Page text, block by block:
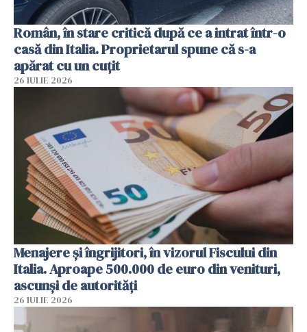
Român, în stare critică după ce a intrat într-o
casă din Italia. Proprietarul spune că s-a
apărat cu un cuțit
26 IULIE 2026
Menajere și îngrijitori, în vizorul Fiscului din
Italia. Aproape 500.000 de euro din venituri,
ascunși de autorități
26 IULIE 2026